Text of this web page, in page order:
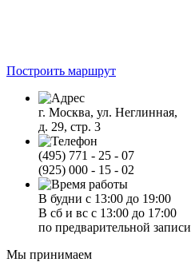
Построить маршрут
г. Москва, ул. Неглинная,
д. 29, стр. 3
(495) 771 - 25 - 07
(925) 000 - 15 - 02
В будни с 13:00 до 19:00
В сб и вс с 13:00 до 17:00
по предварительной записи
Мы принимаем